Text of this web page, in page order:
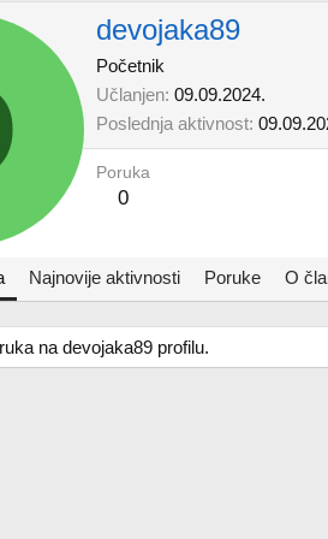
devojaka89
Početnik
Učlanjen 09.09.2024.
Poslednja aktivnost
Poruka
0
Najnovije aktivnosti Poruke O
na devojaka89 profilu.